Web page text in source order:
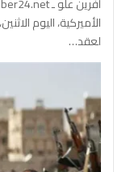
الأميركية، اليوم
لعقد…